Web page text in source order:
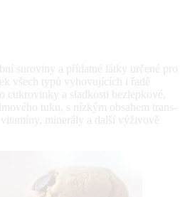
suroviny a přídatné látky určené pro
všech typů vyhovujících i řadě
cukrovinky a sladkosti bezlepkové,
tuku, s nízkým obsahem trans-
minerály a další výživově